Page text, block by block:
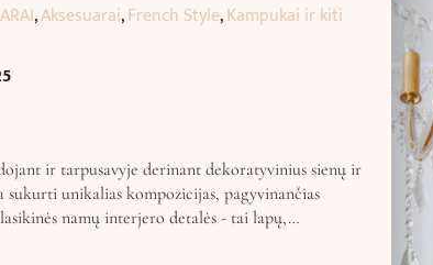
,Aksesuarai,French Style,Kampukai ir kiti
ir tarpusavyje derinant dekoratyvinius sienų ir
sukurti unikalias kompozicijas, pagyvinančias
namų interjero detalės - tai lapų,…